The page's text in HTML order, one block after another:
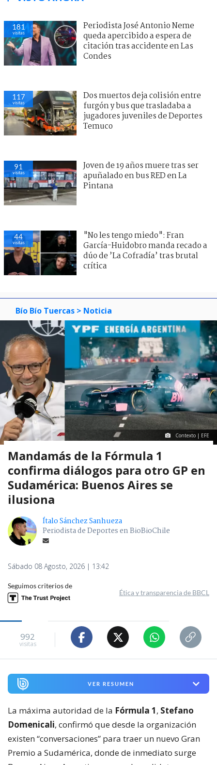
181
visitas
Periodista José Antonio Neme
queda apercibido a espera de
citación tras accidente en Las
Condes
117
visitas
Dos muertos deja colisión entre
furgón y bus que trasladaba a
jugadores juveniles de Deportes
Temuco
91
visitas
Joven de 19 años muere tras ser
apuñalado en bus RED en La
Pintana
44
visitas
"No les tengo miedo": Fran
García-Huidobro manda recado a
dúo de ’La Cofradía’ tras brutal
crítica
Bío Bío Tuercas > Noticia
Contexto | EFE
Mandamás de la Fórmula 1
confirma diálogos para otro GP en
Sudamérica: Buenos Aires se
ilusiona
Ítalo Sánchez Sanhueza
Periodista de Deportes en BioBioChile
Sábado 08 Agosto, 2026 | 13:42
Seguimos criterios de
Ética y transparencia de BBCL
992
visitas
VER RESUMEN
La máxima autoridad de la Fórmula 1, Stefano
Domenicali, confirmó que desde la organización
existen “conversaciones” para traer un nuevo Gran
Premio a Sudamérica, donde de inmediato surge